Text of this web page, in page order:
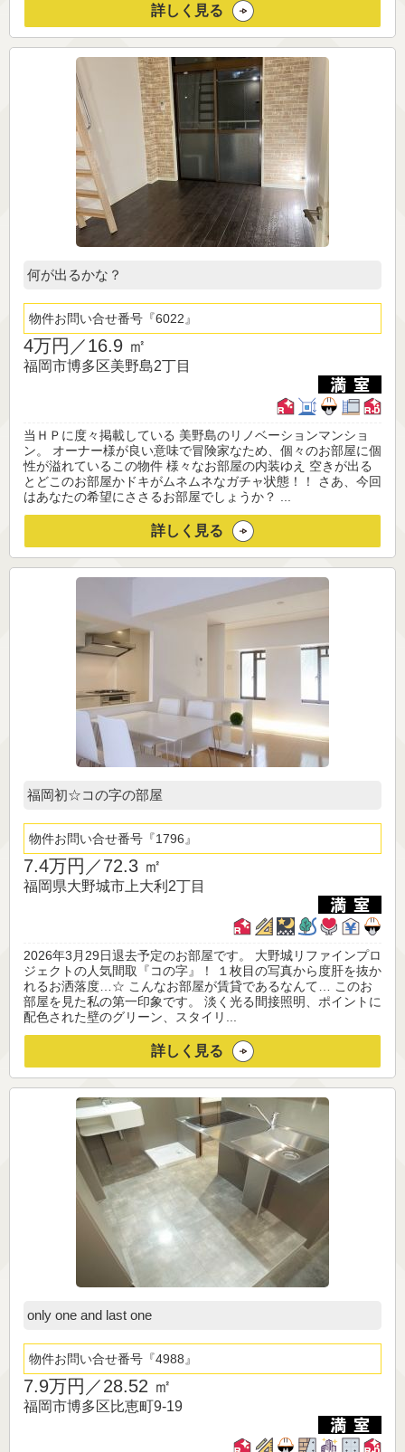
詳しく見る
何が出るかな？
物件お問い合せ番号 6022
4万円／16.9 ㎡
福岡市博多区美野島2丁目
当ＨＰに度々掲載している 美野島のリノベーションマンショ
ン。 オーナー様が良い意味で冒険家なため、個々のお部屋に個
性が溢れているこの物件 様々なお部屋の内装ゆえ 空きが出る
とどこのお部屋かドキがムネムネなガチャ状態！！ さあ、今回
はあなたの希望にささるお部屋でしょうか？ ...
詳しく見る
福岡初☆コの字の部屋
物件お問い合せ番号 1796
7.4万円／72.3 ㎡
福岡県大野城市上大利2丁目
2026年3月29日退去予定のお部屋です。 大野城リファインプロ
ジェクトの人気間取『コの字』！ １枚目の写真から度肝を抜か
れるお洒落度…☆ こんなお部屋が賃貸であるなんて… このお
部屋を見た私の第一印象です。 淡く光る間接照明、ポイントに
配色された壁のグリーン、スタイリ...
詳しく見る
only one and last one
物件お問い合せ番号 4988
7.9万円／28.52 ㎡
福岡市博多区比恵町9-19